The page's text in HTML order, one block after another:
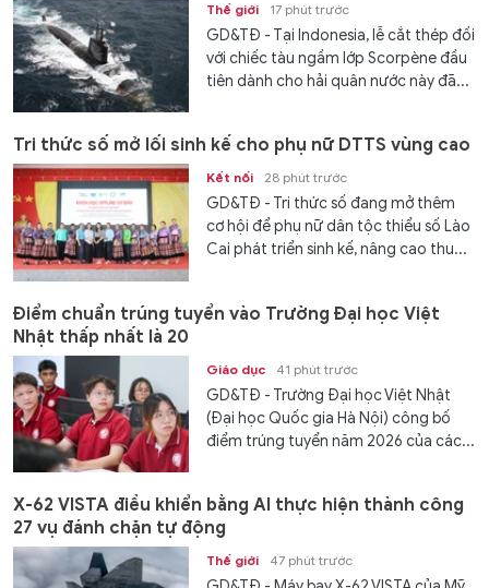
Thế giới 17 phút trước
GD&TĐ - Tại Indonesia, lễ cắt thép đối
với chiếc tàu ngầm lớp Scorpène đầu
tiên dành cho hải quân nước này đã...
Tri thức số mở lối sinh kế cho phụ nữ DTTS vùng cao
Kết nối 28 phút trước
GD&TĐ - Tri thức số đang mở thêm
cơ hội để phụ nữ dân tộc thiểu số Lào
Cai phát triển sinh kế, nâng cao thu...
Điểm chuẩn trúng tuyển vào Trường Đại học Việt
Nhật thấp nhất là 20
Giáo dục 41 phút trước
GD&TĐ - Trường Đại học Việt Nhật
(Đại học Quốc gia Hà Nội) công bố
điểm trúng tuyển năm 2026 của các...
X-62 VISTA điều khiển bằng AI thực hiện thành công
27 vụ đánh chặn tự động
Thế giới 47 phút trước